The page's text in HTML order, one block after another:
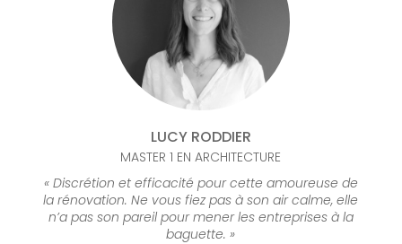
LUCY RODDIER
MASTER 1 EN ARCHITECTURE
« Discrétion et efficacité pour cette amoureuse de
la rénovation. Ne vous fiez pas à son air calme, elle
n’a pas son pareil pour mener les entreprises à la
baguette. »